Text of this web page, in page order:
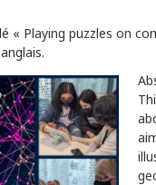
« Playing puzzles on